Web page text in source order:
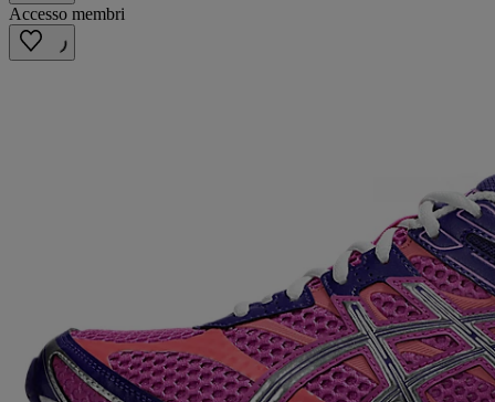
Accesso membri